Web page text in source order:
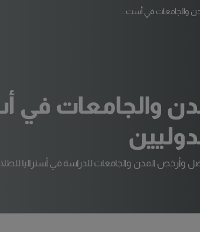
والجامعات في أست...
والجامعات في
وأرخص المدن والجامعات للدراسة في أستراليا